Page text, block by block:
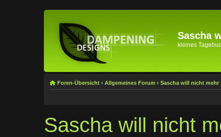
Sascha
kleines
Foren-Übersicht ‹ Allgemeines Forum ‹ Sascha will nicht mehr
Sascha will nicht